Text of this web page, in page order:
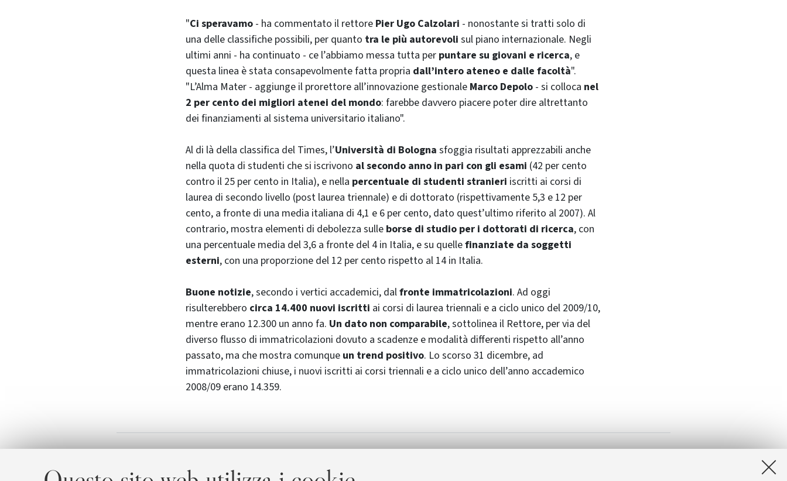
"Ci speravamo - ha commentato il rettore Pier Ugo Calzolari - nonostante si tratti solo di
una delle classifiche possibili, per quanto tra le più autorevoli sul piano internazionale. Negli
ultimi anni - ha continuato - ce l’abbiamo messa tutta per puntare su giovani e ricerca, e
questa linea è stata consapevolmente fatta propria dall’intero ateneo e dalle facoltà".
"L’Alma Mater - aggiunge il prorettore all’innovazione gestionale Marco Depolo - si colloca nel
2 per cento dei migliori atenei del mondo: farebbe davvero piacere poter dire altrettanto
dei finanziamenti al sistema universitario italiano".
Al di là della classifica del Times, l’Università di Bologna sfoggia risultati apprezzabili anche
nella quota di studenti che si iscrivono al secondo anno in pari con gli esami (42 per cento
contro il 25 per cento in Italia), e nella percentuale di studenti stranieri iscritti ai corsi di
laurea di secondo livello (post laurea triennale) e di dottorato (rispettivamente 5,3 e 12 per
cento, a fronte di una media italiana di 4,1 e 6 per cento, dato quest’ultimo riferito al 2007). Al
contrario, mostra elementi di debolezza sulle borse di studio per i dottorati di ricerca, con
una percentuale media del 3,6 a fronte del 4 in Italia, e su quellefinanziate da soggetti
esterni, con una proporzione del 12 per cento rispetto al 14 in Italia.
Buone notizie, secondo i vertici accademici, dalfronte immatricolazioni. Ad oggi
risulterebbero circa 14.400 nuovi iscritti ai corsi di laurea triennali e a ciclo unico del 2009/10,
mentre erano 12.300 un anno fa. Un dato non comparabile, sottolinea il Rettore, per via del
diverso flusso di immatricolazioni dovuto a scadenze e modalità differenti rispetto all’anno
passato, ma che mostra comunque un trend positivo. Lo scorso 31 dicembre, ad
immatricolazioni chiuse, i nuovi iscritti ai corsi triennali e a ciclo unico dell’anno accademico
2008/09 erano 14.359.
Allegati